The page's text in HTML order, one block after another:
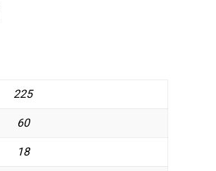
225
60
18